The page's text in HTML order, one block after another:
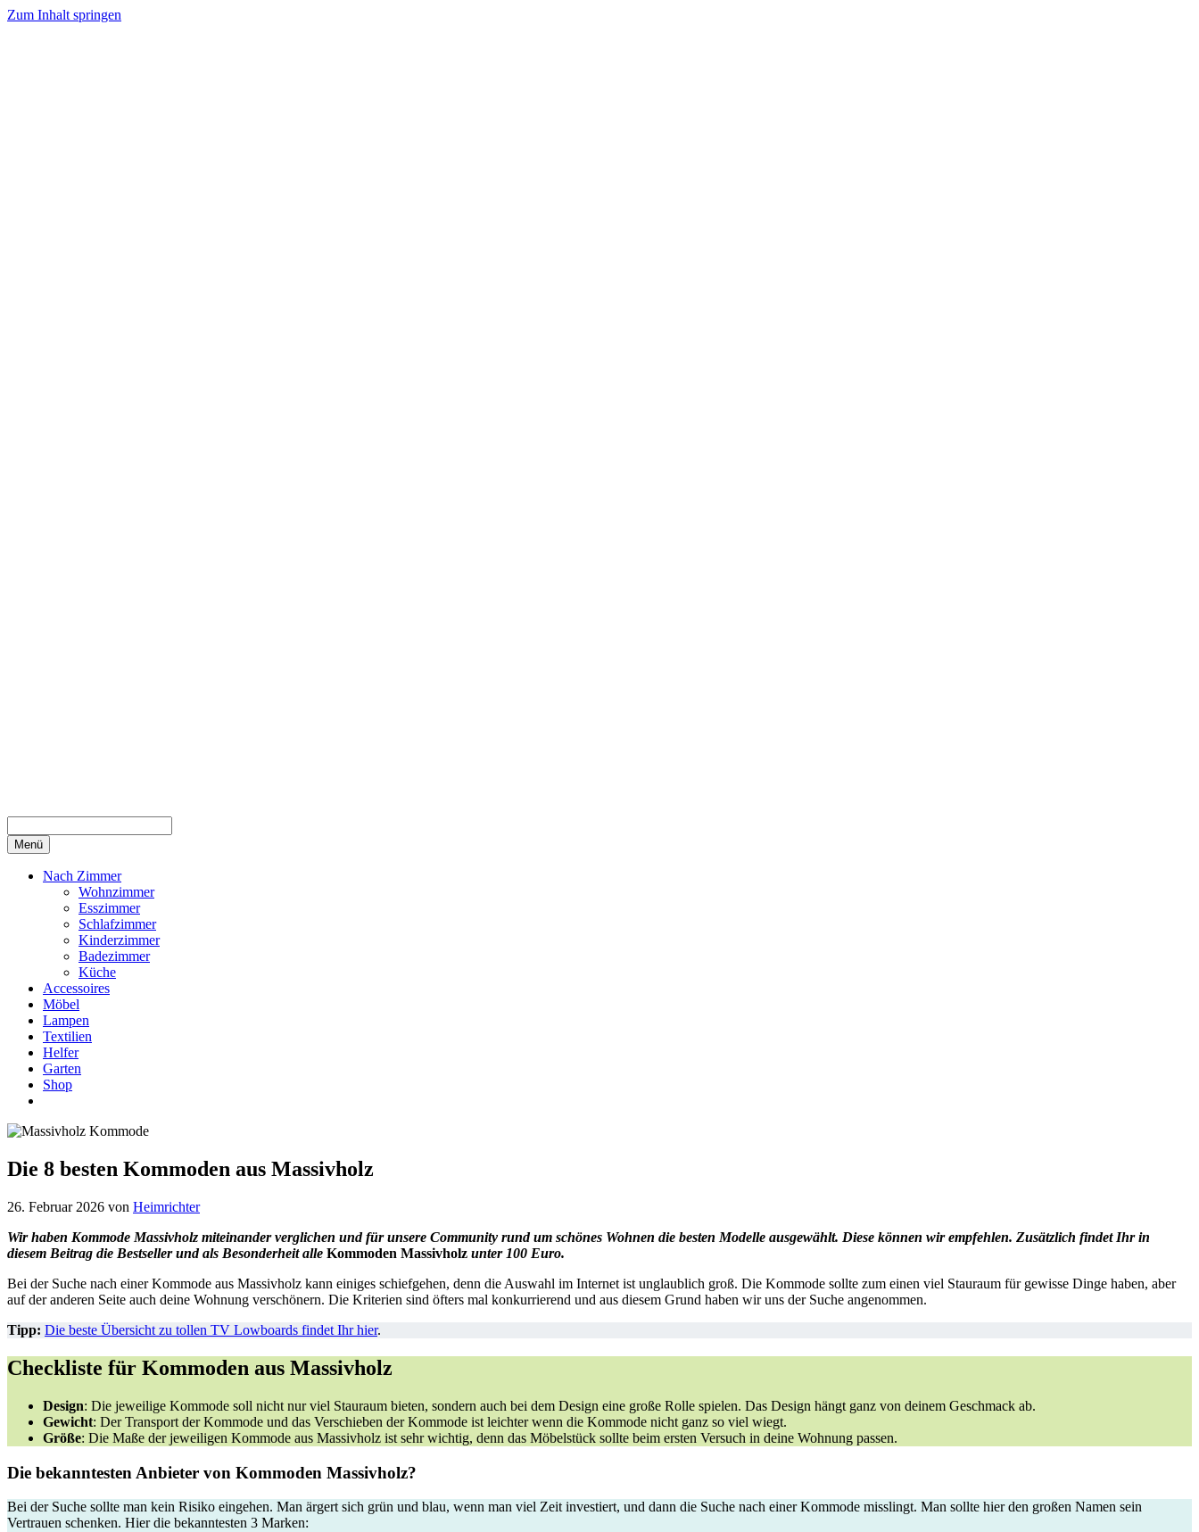
Zum Inhalt springen
Menü
Nach Zimmer
Wohnzimmer
Esszimmer
Schlafzimmer
Kinderzimmer
Badezimmer
Küche
Accessoires
Möbel
Lampen
Textilien
Helfer
Garten
Shop
Die 8 besten Kommoden aus Massivholz
26. Februar 2026 von Heimrichter
Wir haben Kommode Massivholz miteinander verglichen und für unsere Community rund um schönes Wohnen die besten Modelle ausgewählt. Diese können wir empfehlen. Zusätzlich findet Ihr in
diesem Beitrag die Bestseller und als Besonderheit alle Kommoden Massivholz unter 100 Euro.
Bei der Suche nach einer Kommode aus Massivholz kann einiges schiefgehen, denn die Auswahl im Internet ist unglaublich groß. Die Kommode sollte zum einen viel Stauraum für gewisse Dinge haben, aber
auf der anderen Seite auch deine Wohnung verschönern. Die Kriterien sind öfters mal konkurrierend und aus diesem Grund haben wir uns der Suche angenommen.
Tipp: Die beste Übersicht zu tollen TV Lowboards findet Ihr hier.
Checkliste für Kommoden aus Massivholz
Design: Die jeweilige Kommode soll nicht nur viel Stauraum bieten, sondern auch bei dem Design eine große Rolle spielen. Das Design hängt ganz von deinem Geschmack ab.
Gewicht: Der Transport der Kommode und das Verschieben der Kommode ist leichter wenn die Kommode nicht ganz so viel wiegt.
Größe: Die Maße der jeweiligen Kommode aus Massivholz ist sehr wichtig, denn das Möbelstück sollte beim ersten Versuch in deine Wohnung passen.
Die bekanntesten Anbieter von Kommoden Massivholz?
Bei der Suche sollte man kein Risiko eingehen. Man ärgert sich grün und blau, wenn man viel Zeit investiert, und dann die Suche nach einer Kommode misslingt. Man sollte hier den großen Namen sein
Vertrauen schenken. Hier die bekanntesten 3 Marken: